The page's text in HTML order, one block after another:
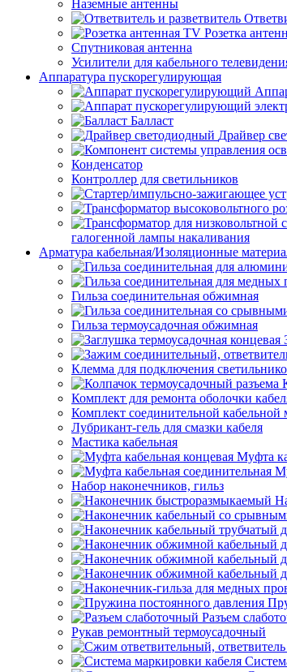
Наземные антенны
Розетка
Спутниковая антенна
Усилители для кабельного
Аппаратура пускорегулирующая
Балласт
Драйвер
Конденсатор
Контроллер для светильников
галогенной лампы накаливания
Арматура кабельная/Изоляционные
Гильза соединительная обжимная
Гильза термоусадочная обжимная
Клемма для подключения
Комплект для ремонта оболочки
Комплект соединительной
Лубрикант-гель для смазки кабеля
Мастика кабельная
Муфта
Набор наконечников, гильз
Разъем
Рукав ремонтный термоусадочный